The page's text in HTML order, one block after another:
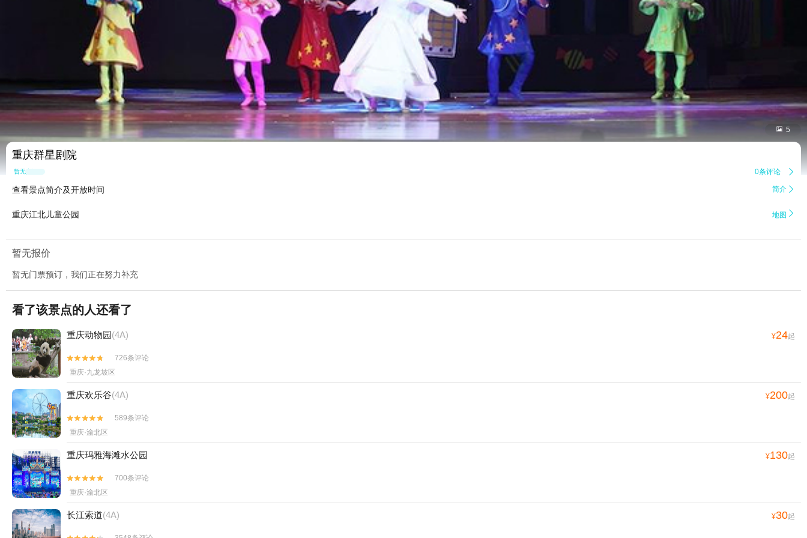
 5
​重庆群星剧院
暂无点评 0条评论 
查看景点简介及开放时间 简介 
重庆江北儿童公园 地图 
暂无报价
暂无门票预订，我们正在努力补充
看了该景点的人还看了
重庆动物园(4A) ¥24起


726条评论
重庆·九龙坡区
重庆欢乐谷(4A) ¥200起


589条评论
重庆·渝北区
重庆玛雅海滩水公园 ¥130起


700条评论
重庆·渝北区
长江索道(4A) ¥30起